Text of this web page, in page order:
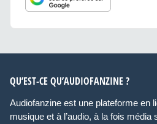
QU’EST-CE QU’AUDIOFANZINE ?
Audiofanzine est une plateforme en
musique et à l’audio, à la fois média